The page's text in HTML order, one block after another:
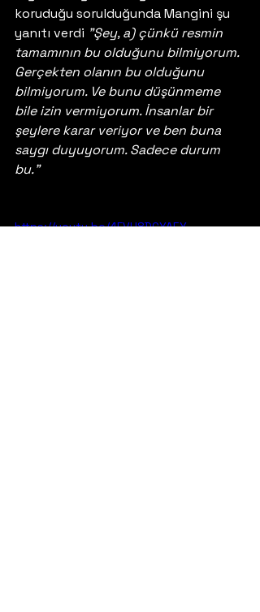
koruduğu sorulduğunda Mangini şu
yanıtı verdi "Şey, a) çünkü resmin
tamamının bu olduğunu bilmiyorum.
Gerçekten olanın bu olduğunu
bilmiyorum. Ve bunu düşünmeme
bile izin vermiyorum. İnsanlar bir
şeylere karar veriyor ve ben buna
saygı duyuyorum. Sadece durum
bu."
https://youtu.be/4FVH8DCYAEY